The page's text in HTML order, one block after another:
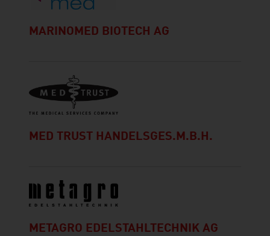
MARINOMED BIOTECH AG
MED TRUST HANDELSGES.M.B.H.
METAGRO EDELSTAHLTECHNIK AG